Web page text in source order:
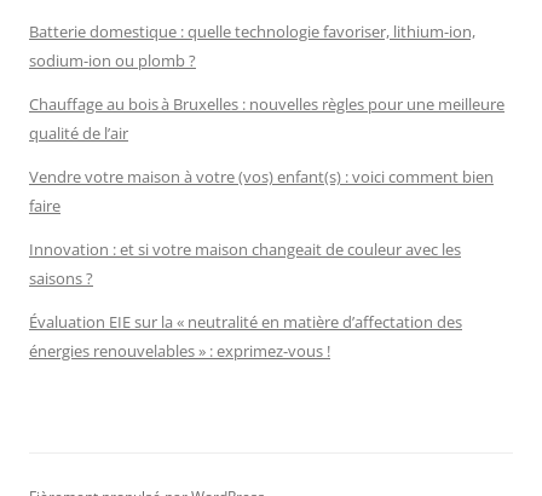
Batterie domestique : quelle technologie favoriser, lithium-ion,
sodium-ion ou plomb ?
Chauffage au bois à Bruxelles : nouvelles règles pour une meilleure
qualité de l’air
Vendre votre maison à votre (vos) enfant(s) : voici comment bien
faire
Innovation : et si votre maison changeait de couleur avec les
saisons ?
Évaluation EIE sur la « neutralité en matière d’affectation des
énergies renouvelables » : exprimez-vous !